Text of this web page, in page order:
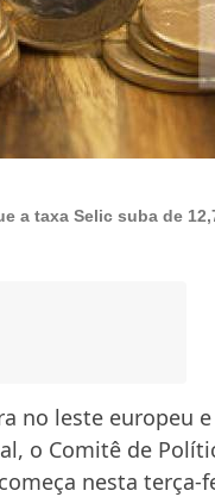
a taxa Selic suba de
no leste europeu
o Comitê de
nesta terça-